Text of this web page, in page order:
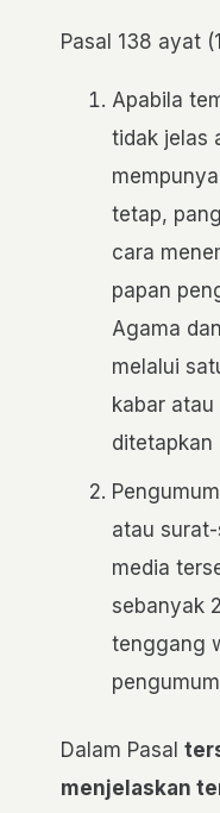
Pasal 138 ayat
Apabila
tidak jelas
tetap,
cara
papan
Agama
melalui
kabar
ditetapkan
atau
media
sebanyak
tenggang
Dalam Pasal
menjelaskan